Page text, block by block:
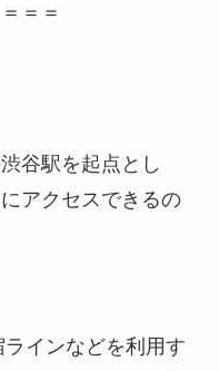
＝＝
谷駅を起点とし
アクセスできるの
インなどを利用す